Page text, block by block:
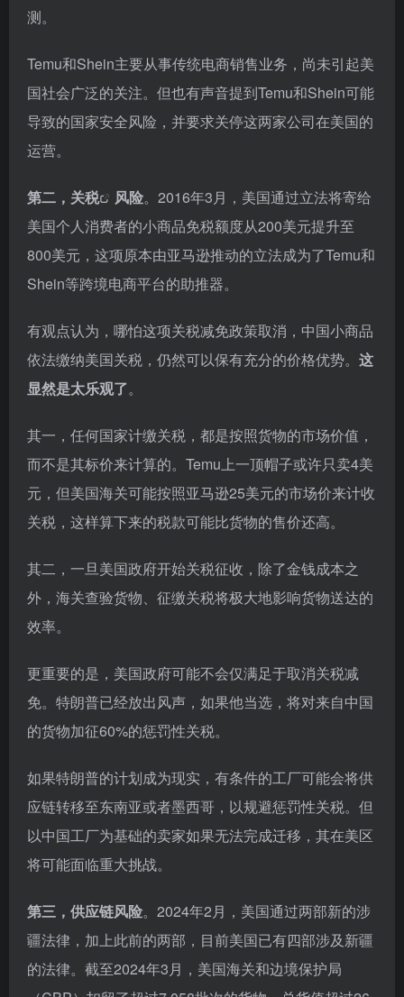
测。
Temu和Shein主要从事传统电商销售业务，尚未引起美
国社会广泛的关注。但也有声音提到Temu和Shein可能
导致的国家安全风险，并要求关停这两家公司在美国的
运营。
第二， 关税 风险。2016年3月，美国通过立法将寄给
美国个人消费者的小商品免税额度从200美元提升至
800美元，这项原本由亚马逊推动的立法成为了Temu和
Shein等跨境电商平台的助推器。
有观点认为，哪怕这项关税减免政策取消，中国小商品
依法缴纳美国关税，仍然可以保有充分的价格优势。 这
显然是太乐观了。
其一，任何国家计缴关税，都是按照货物的市场价值，
而不是其标价来计算的。Temu上一顶帽子或许只卖4美
元，但美国海关可能按照亚马逊25美元的市场价来计收
关税，这样算下来的税款可能比货物的售价还高。
其二，一旦美国政府开始关税征收，除了金钱成本之
外，海关查验货物、征缴关税将极大地影响货物送达的
效率。
更重要的是，美国政府可能不会仅满足于取消关税减
免。特朗普已经放出风声，如果他当选，将对来自中国
的货物加征60%的惩罚性关税。
如果特朗普的计划成为现实，有条件的工厂可能会将供
应链转移至东南亚或者墨西哥，以规避惩罚性关税。但
以中国工厂为基础的卖家如果无法完成迁移，其在美区
将可能面临重大挑战。
第三，供应链风险。2024年2月，美国通过两部新的涉
疆法律，加上此前的两部，目前美国已有四部涉及新疆
的法律。截至2024年3月，美国海关和边境保护局